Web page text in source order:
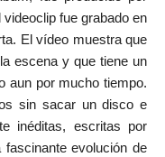
fue grabado en
El vídeo muestra que
escena y que tiene un
aun por mucho tiempo.
sin sacar un disco e
inéditas, escritas por
evolución de